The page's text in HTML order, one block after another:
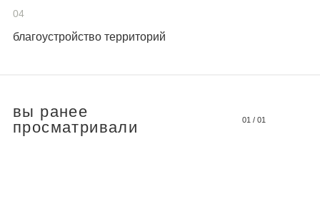
04
благоустройство территорий
вы ранее
просматривали
01 / 01